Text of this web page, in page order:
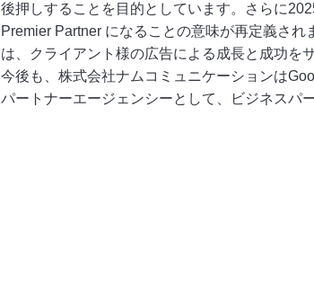
後押しすることを目的としています。さらに
Premier Partner になることの意味が再定義さ
は、クライアント様の広告による成長と成功を
今後も、株式会社ナムコミュニケーションは
パートナーエージェンシーとして、ビジネスパ